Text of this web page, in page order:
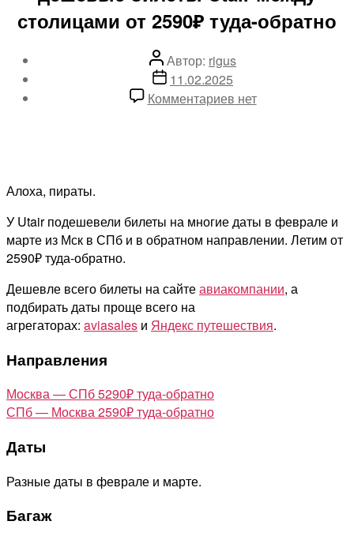
столицами от 2590₽ туда-обратно
Автор
записи
Автор: rigus
Дата
записи
11.02.2025
Комментариевк
от
2590₽
нет
Алоха, пираты.
У Utair подешевели билеты на многие даты в феврале и
марте из Мск в СПб и в обратном направлении. Летим от
2590₽ туда-обратно.
Дешевле всего билеты на сайтеавиакомпании, а
подбирать даты проще всего на
агрегаторах: aviasales и Яндекс путешествия.
Направления
Москва — СПб 5290₽ туда-обратно
СПб — Москва 2590₽ туда-обратно
Даты
Разные даты в феврале и марте.
Багаж